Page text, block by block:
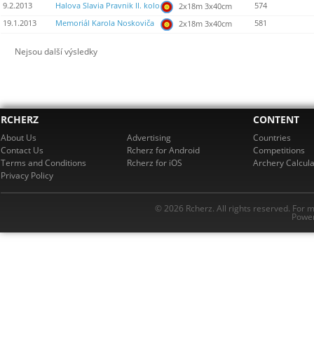
9.2.2013 Halova Slavia Pravnik II. kolo 2x18m 3x40cm
574
19.1.2013
Memoriál Karola Noskoviča 2x18m 3x40cm 581
Nejsou další výsledky
RCHERZ
About Us
Contact Us
Terms and Conditions
Privacy Policy
Advertising
Rcherz for Android
Rcherz for iOS
CONTENT
Countries
Competitions
Archery
© 2026 Rcherz. All rights reserved. For